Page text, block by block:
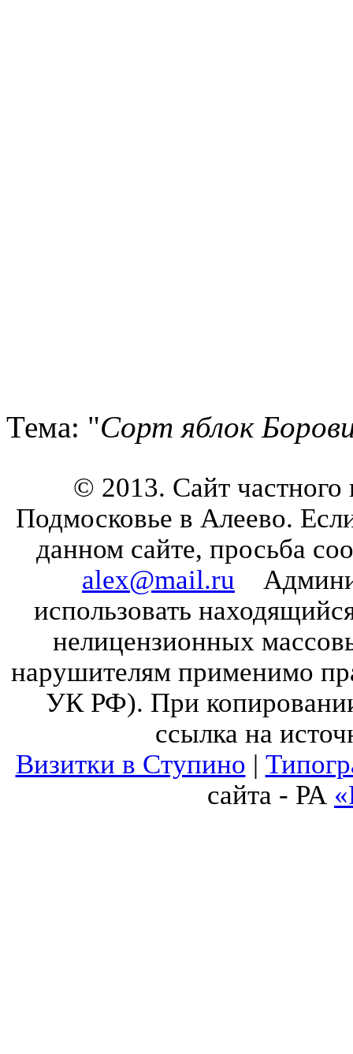
Тема: "Сорт яблок
© 2013. Сайт частного
Подмосковье в Алеево.
данном сайте, просьба
alex@mail.ru
использовать
нелицензионных
нарушителям применимо
УК РФ). При копировании
ссылка на
Визитки в Ступино |
сайта - РА